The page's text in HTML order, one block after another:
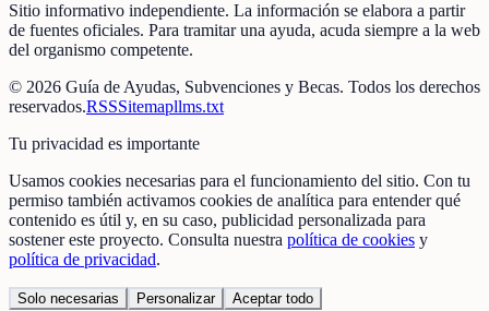
Sitio informativo independiente. La información se elabora a partir
de fuentes oficiales. Para tramitar una ayuda, acuda siempre a la web
del organismo competente.
© 2026 Guía de Ayudas, Subvenciones y Becas. Todos los derechos
reservados.RSSSitemapllms.txt
Tu privacidad es importante
Usamos cookies necesarias para el funcionamiento del sitio. Con tu
permiso también activamos cookies de analítica para entender qué
contenido es útil y, en su caso, publicidad personalizada para
sostener este proyecto. Consulta nuestra política de cookies y
política de privacidad.
Solo necesarias Personalizar Aceptar todo